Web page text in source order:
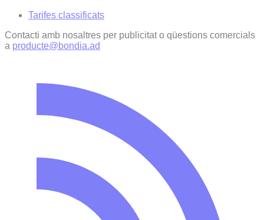
Tarifes classificats
Contacti amb nosaltres per publicitat o qüestions comercials
a producte@bondia.ad